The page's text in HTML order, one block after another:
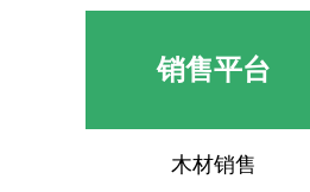
销售平台
木材销售